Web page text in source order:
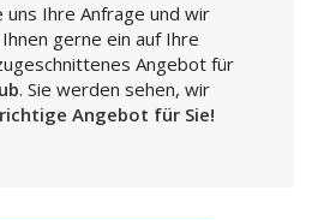
uns Ihre Anfrage und wir
gerne ein auf Ihre
Angebot für
. Sie werden sehen, wir
richtige Angebot für Sie!